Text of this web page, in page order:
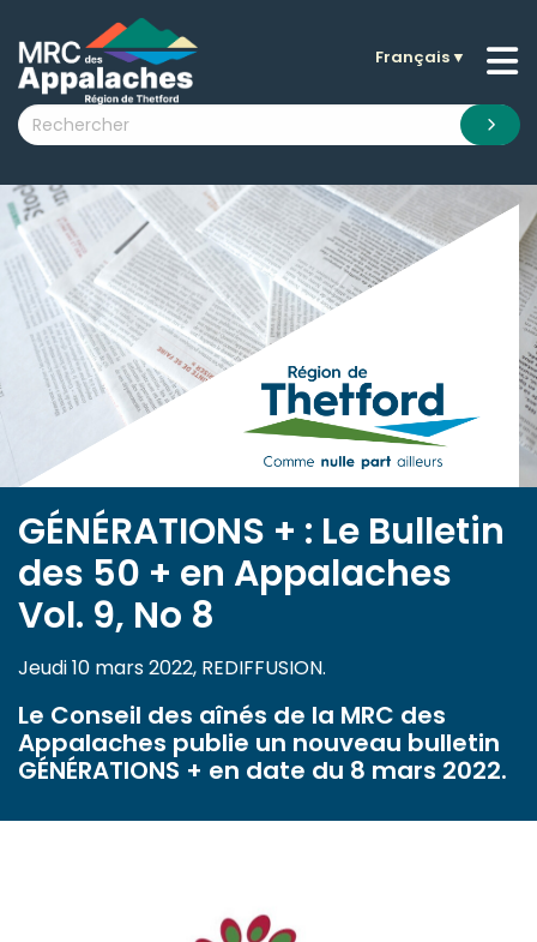
submenu (La MRC )
submenu (Citoyens )
submenu (Visiteurs )
submenu (Nouvelles )
submenu (Documentation )
Français▼
GÉNÉRATIONS + : Le Bulletin
des 50 + en Appalaches
Vol. 9, No 8
Jeudi 10 mars 2022, REDIFFUSION.
Le Conseil des aînés de la MRC des
Appalaches publie un nouveau bulletin
GÉNÉRATIONS + en date du 8 mars 2022.